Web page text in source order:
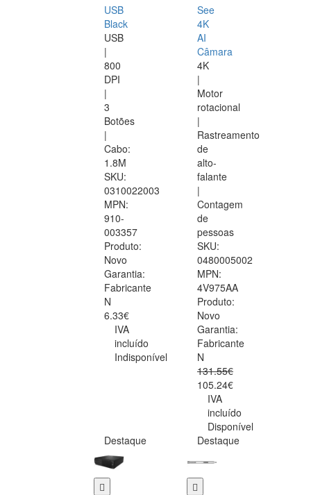
USB
Black
USB
|
800
DPI
|
3
Botões
|
Cabo:
1.8M
SKU:
0310022003
MPN:
910-
003357
Produto:
Novo
Garantia:
Fabricante
N
6.33€
IVA
incluído
Indisponível
See
4K
AI
Câmara
4K
|
Motor
rotacional
|
Rastreamento
de
alto-
falante
|
Contagem
de
pessoas
SKU:
0480005002
MPN:
4V975AA
Produto:
Novo
Garantia:
Fabricante
N
131.55€
105.24€
IVA
incluído
Disponível
Destaque
Destaque